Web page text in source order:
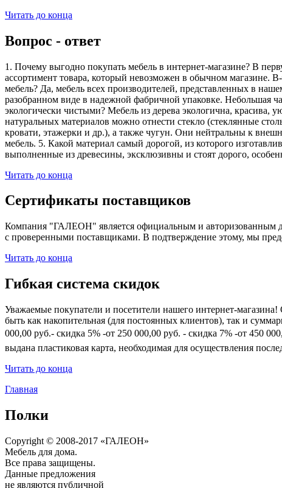
Читать до конца
Вопрос - ответ
1. Почему выгодно покупать мебель в интернет-магазине? В
ассортимент товара, который невозможен в обычном магазине.
мебель? Да, мебель всех производителей, представленных в
разобранном виде в надежной фабричной упаковке. Небольшая
экологически чистыми? Мебель из дерева экологична, красива,
натуральных материалов можно отнести стекло (стеклянные
кровати, этажерки и др.), а также чугун. Они нейтральны к
мебель. 5. Какой материал самый дорогой, из которого
выполненные из древесины, эксклюзивны и стоят дорого,
Читать до конца
Сертификаты поставщиков
Компания "ГАЛЕОН" является официальным и авторизованным
с проверенными поставщиками. В подтверждение этому, мы
Читать до конца
Гибкая система скидок
Уважаемые покупатели и посетители нашего интернет-
быть как накопительная (для постоянных клиентов), так и
000,00 руб.- скидка 5% -от 250 000,00 руб. - скидка 7% -от 450
выдана пластиковая карта, необходимая для осуществления
Читать до конца
Главная
Полки
Copyright © 2008-2017 «ГАЛЕОН»
Мебель для дома.
Все права защищены.
Данные предложения
не являются публичной